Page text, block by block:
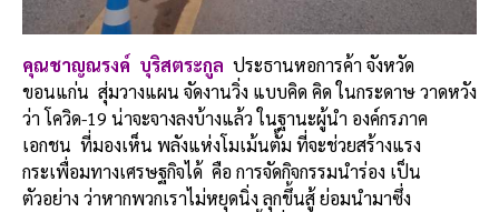
คุณชาญณรงค์ บุริสตระกูล ประธานหอการค้า จังหวัด
ขอนแก่น สุ่มวางแผน จัดงานวิ่ง แบบคิด คิด ในกระดาษ วาดหวัง
ว่า โควิด-19 น่าจะจางลงบ้างแล้ว ในฐานะผู้นำ องค์กรภาค
เอกชน ที่มองเห็น พลังแห่งโมเม้นตั้ม ที่จะช่วยสร้างแรง
กระเพื่อมทางเศรษฐกิจได้ คือ การจัดกิจกรรมนำร่อง เป็น
ตัวอย่าง ว่าหากพวกเราไม่หยุดนิ่ง ลุกขึ้นสู้ ย่อมนำมาซึ่ง